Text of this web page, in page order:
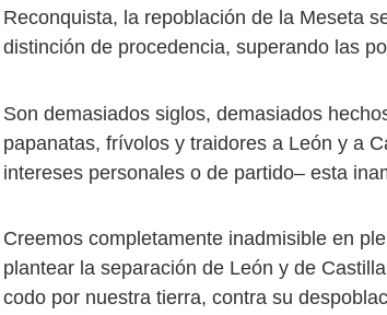
Reconquista, la repoblación de la Meseta
distinción de procedencia, superando las
Son demasiados siglos, demasiados
papanatas, frívolos y traidores a León y a
intereses personales o de partido– esta
Creemos completamente inadmisible en
plantear la separación de León y de
codo por nuestra tierra, contra su